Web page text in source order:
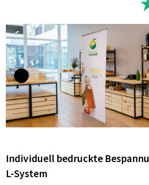
Individuell bedruckte
L-System